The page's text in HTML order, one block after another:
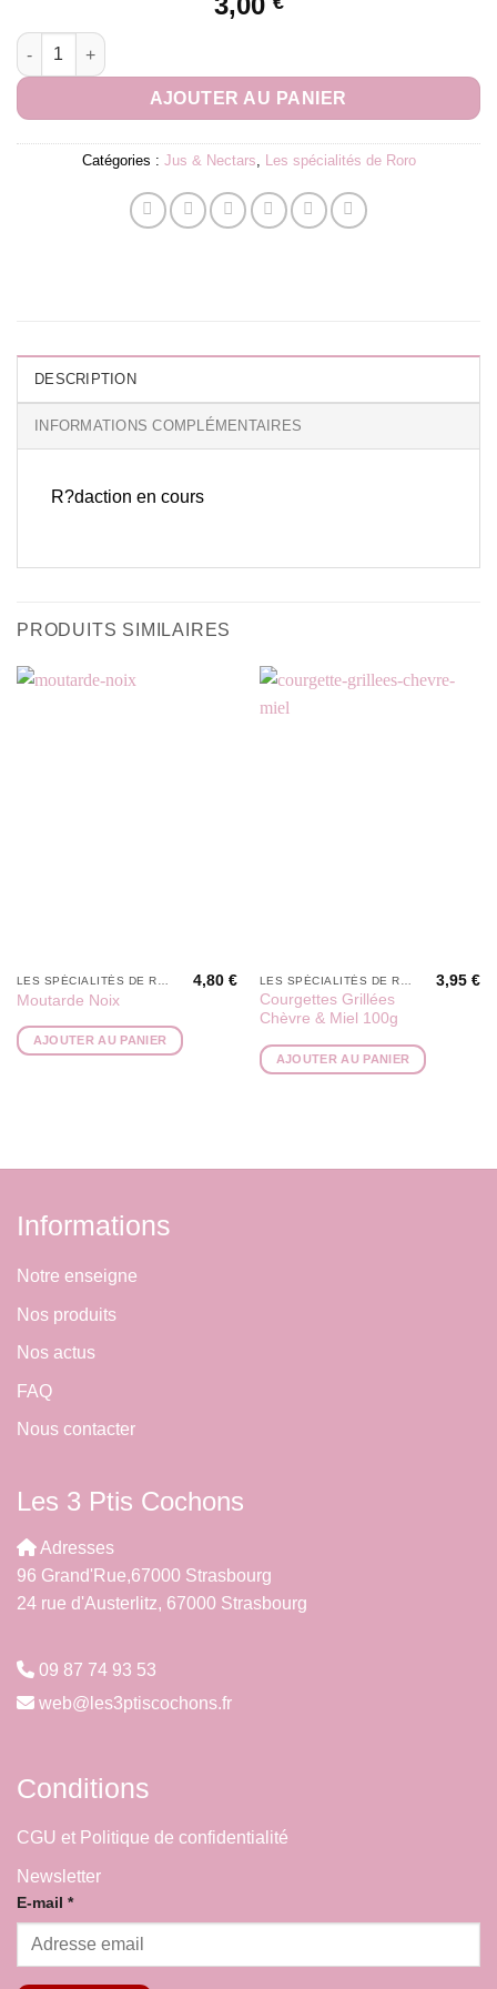
quantité de Jus Pomme Exotique 25cl
AJOUTER AU PANIER
Catégories : Jus & Nectars, Les spécialités de Roro
DESCRIPTION
INFORMATIONS COMPLÉMENTAIRES
R?daction en cours
PRODUITS SIMILAIRES
Moutarde Noix
4,80€
AJOUTER AU PANIER
Courgettes Grillées
Chèvre & Miel 100g
3,95€
AJOUTER AU PANIER
Informations
Notre enseigne
Nos produits
Nos actus
FAQ
Nous contacter
Les 3 Ptis Cochons
Adresses
96 Grand'Rue,67000 Strasbourg
24 rue d'Austerlitz, 67000 Strasbourg
09 87 74 93 53
web@les3ptiscochons.fr
Conditions
CGU et Politique de confidentialité
Newsletter
E-
mail
E-mail *